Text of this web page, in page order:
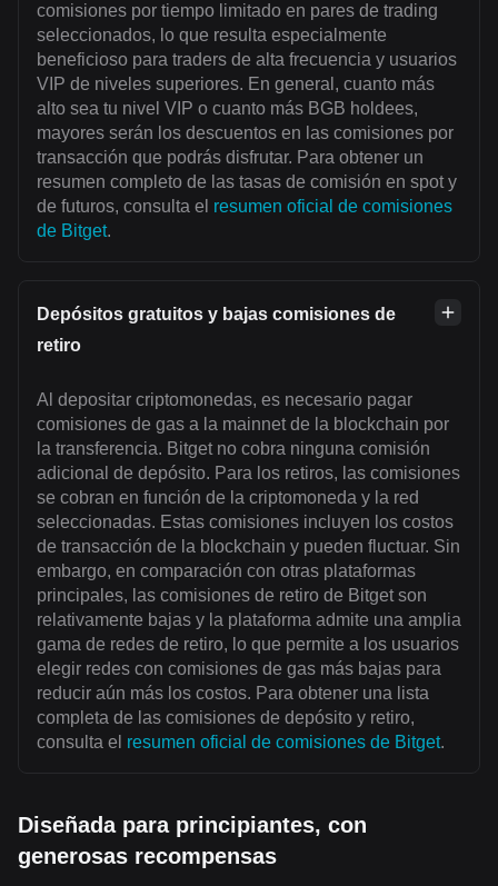
comisiones por tiempo limitado en pares de trading
seleccionados, lo que resulta especialmente
beneficioso para traders de alta frecuencia y usuarios
VIP de niveles superiores. En general, cuanto más
alto sea tu nivel VIP o cuanto más BGB holdees,
mayores serán los descuentos en las comisiones por
transacción que podrás disfrutar. Para obtener un
resumen completo de las tasas de comisión en spot y
de futuros, consulta el resumen oficial de comisiones
de Bitget.
Depósitos gratuitos y bajas comisiones de
retiro
Al depositar criptomonedas, es necesario pagar
comisiones de gas a la mainnet de la blockchain por
la transferencia. Bitget no cobra ninguna comisión
adicional de depósito. Para los retiros, las comisiones
se cobran en función de la criptomoneda y la red
seleccionadas. Estas comisiones incluyen los costos
de transacción de la blockchain y pueden fluctuar. Sin
embargo, en comparación con otras plataformas
principales, las comisiones de retiro de Bitget son
relativamente bajas y la plataforma admite una amplia
gama de redes de retiro, lo que permite a los usuarios
elegir redes con comisiones de gas más bajas para
reducir aún más los costos. Para obtener una lista
completa de las comisiones de depósito y retiro,
consulta el resumen oficial de comisiones de Bitget.
Diseñada para principiantes, con
generosas recompensas